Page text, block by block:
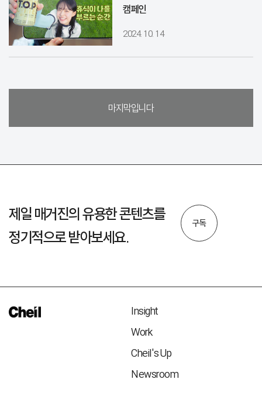
캠페인
2024. 10. 14
마지막입니다
제일 매거진의 유용한 콘텐츠를
정기적으로 받아보세요.
구독
Insight
Work
Cheil's Up
Newsroom